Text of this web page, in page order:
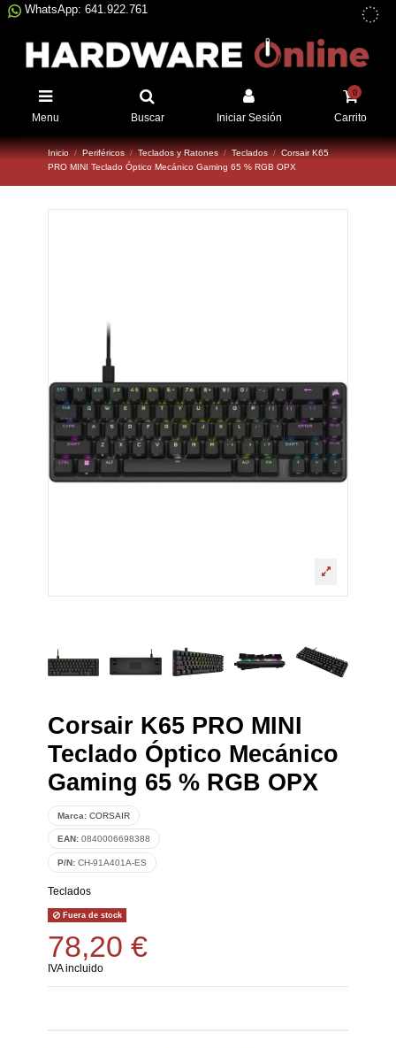
WhatsApp: 641.922.761
Menu Buscar Iniciar Sesión
0
Carrito
Inicio Periféricos Teclados y Ratones Teclados
Corsair K65
PRO MINI Teclado Óptico Mecánico Gaming 65 % RGB OPX
Corsair K65 PRO MINI
Teclado Óptico Mecánico
Gaming 65 % RGB OPX
Marca: CORSAIR
EAN: 0840006698388
P/N: CH-91A401A-ES
Teclados
Fuera de stock
78,20 €
IVA incluido